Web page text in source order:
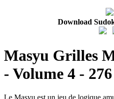
Download
Masyu Grilles
- Volume 4 -